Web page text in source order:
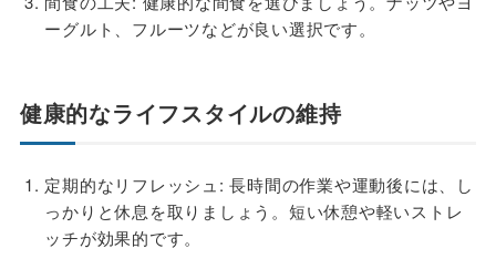
ーグルト、フルーツなどが良い選択です。
健康的なライフスタイルの維持
定期的なリフレッシュ: 長時間の作業や運動後には、し
っかりと休息を取りましょう。短い休憩や軽いストレ
ッチが効果的です。